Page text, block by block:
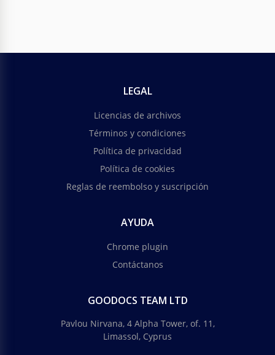
LEGAL
Licencias de archivos
Términos y condiciones
Política de privacidad
Política de cookies
Reglas de reembolso y suscripción
AYUDA
Chrome plugin
Contáctanos
GOODOCS TEAM LTD
Pavlou Nirvana, 4 Alpha Tower, of. 11,
Limassol, Cyprus